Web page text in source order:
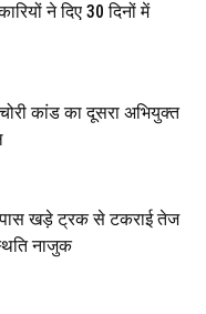
ने दिए 30 दिनों में
चोरी कांड का दूसरा अभियुक्त
पास खड़े ट्रक से टकराई तेज
नाजुक